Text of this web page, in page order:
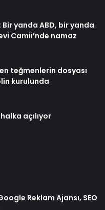
yanda ABD, bir yanda
Camii’nde namaz
teğmenlerin dosyası
kurulunda
açılıyor
Reklam Ajansı, SEO